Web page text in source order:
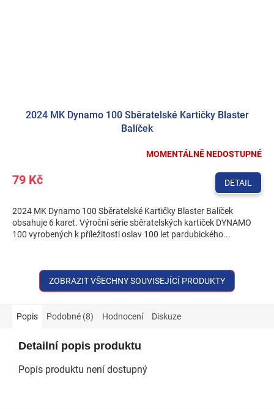
2024 MK Dynamo 100 Sběratelské Kartičky Blaster
Balíček
produktu
z
5
hvězdiček.
MOMENTÁLNĚ NEDOSTUPNÉ
79 Kč DETAIL
2024 MK Dynamo 100 Sběratelské Kartičky Blaster Balíček
obsahuje 6 karet. Výroční série sběratelských kartiček DYNAMO
100 vyrobených k příležitosti oslav 100 let pardubického...
ZOBRAZIT VŠECHNY SOUVISEJÍCÍ PRODUKTY
Popis Podobné (8) Hodnocení Diskuze
Detailní popis produktu
Popis produktu není dostupný